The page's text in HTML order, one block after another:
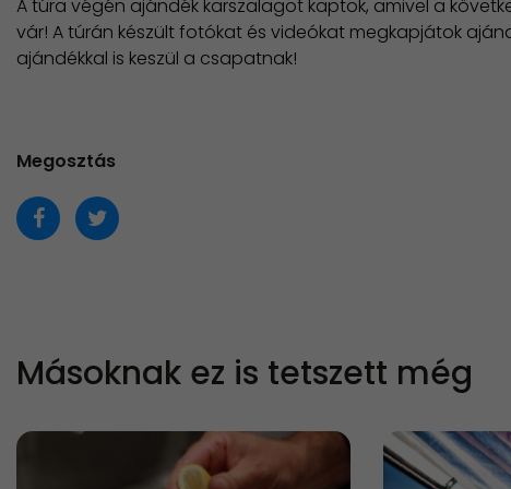
A túra végén ajándék karszalagot kaptok, amivel a
vár! A túrán készült fotókat és videókat megkapjátok
ajándékkal is keszül a csapatnak!
Megosztás
Másoknak ez is tetszett még